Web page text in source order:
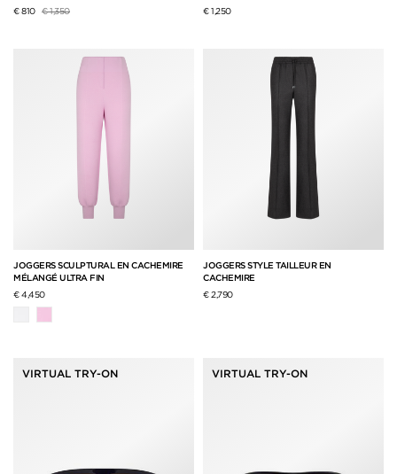
€ 810 Prix réduit de
€ 1,350à
€ 1,250
JOGGERS SCULPTURAL EN CACHEMIRE
MÉLANGÉ ULTRA FIN
€ 4,450
JOGGERS STYLE TAILLEUR EN
CACHEMIRE
€ 2,790
VIRTUAL TRY-ON VIRTUAL TRY-ON